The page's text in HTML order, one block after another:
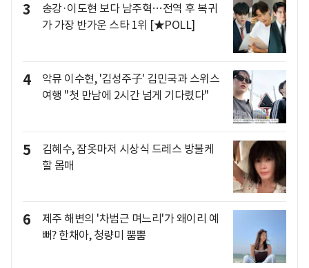
3
송강·이도현 보다 남주혁…전역 후 복귀
가 가장 반가운 스타 1위 [★POLL]
4
악뮤 이수현, '김성주子' 김민국과 스위스
여행 "첫 만남에 2시간 넘게 기다렸다"
5
김혜수, 잠옷마저 시상식 드레스 방불케
할 몸매
6
제주 해변의 '차범근 며느리'가 왜이리 예
뻐? 한채아, 청량미 뿜뿜